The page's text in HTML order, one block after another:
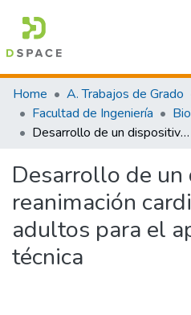
Communities & Collections
Home A. Trabajos de Grado
Facultad de Ingeniería
Desarrollo de un dispositivo de reanimación cardiopulmonar en adultos para el aprendizaje de la técnica
Desarrollo de
reanimación
adultos para el
técnica